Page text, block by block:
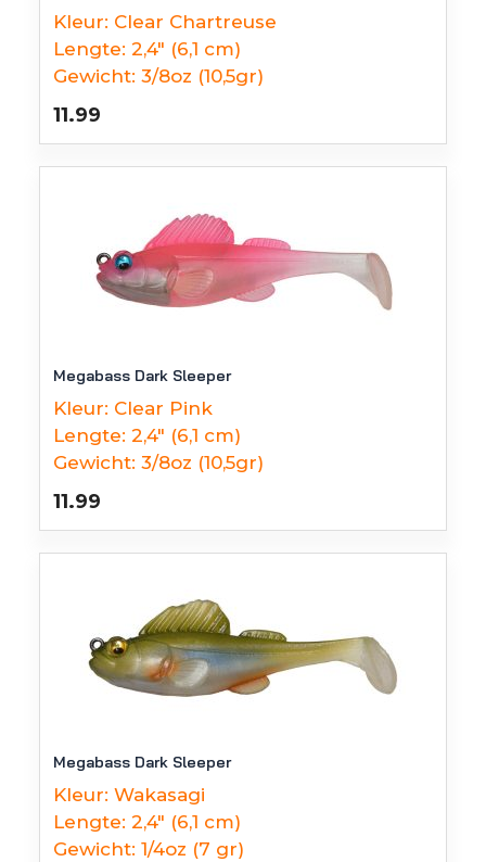
Kleur: Clear Chartreuse
Lengte: 2,4" (6,1 cm)
Gewicht: 3/8oz (10,5gr)
11.99
Megabass Dark Sleeper
Kleur: Clear Pink
Lengte: 2,4" (6,1 cm)
Gewicht: 3/8oz (10,5gr)
11.99
Megabass Dark Sleeper
Kleur: Wakasagi
Lengte: 2,4" (6,1 cm)
Gewicht: 1/4oz (7 gr)